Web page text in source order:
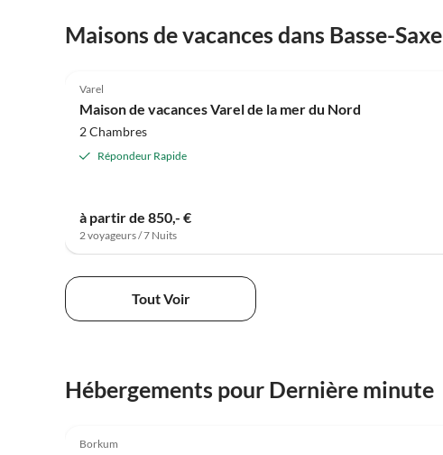
Maisons de vacances dans Basse-Saxe
Varel
Maison de vacances Varel de la mer du Nord
2 Chambres
Répondeur Rapide
à partir de 850,- €
2 voyageurs / 7 Nuits
Tout Voir
Hébergements pour Dernière minute
Borkum